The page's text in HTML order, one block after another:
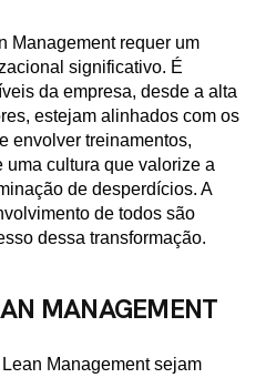
Management requer um
significativo. É
da empresa, desde a alta
estejam alinhados com os
envolver treinamentos,
cultura que valorize a
de desperdícios. A
de todos são
dessa transformação.
MANAGEMENT
Management sejam